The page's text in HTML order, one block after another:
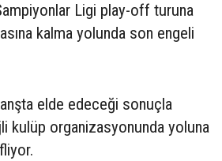
Ligi play-off turuna
kalma yolunda son engeli
elde edeceği sonuçla
kulüp organizasyonunda yoluna